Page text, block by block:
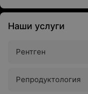
Наши услуги
Рентген
Репродуктология